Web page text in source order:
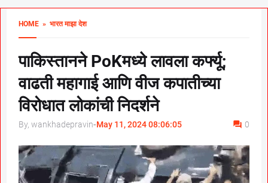
HOME » भारत माझा देश
पाकिस्तानने PoKमध्ये लावला कर्फ्यू;
वाढती महागाई आणि वीज कपातीच्या
विरोधात लोकांची निदर्शने
By, wankhadepravin-May 11, 2024 08:06:05 0